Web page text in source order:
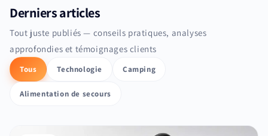
Derniers articles
Tout juste publiés — conseils pratiques, analyses
approfondies et témoignages clients
Tous Technologie Camping
Alimentation de secours